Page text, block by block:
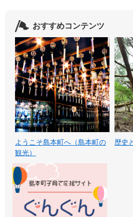
おすすめコンテンツ
ようこそ島本町へ（島本町の
観光）
歴史